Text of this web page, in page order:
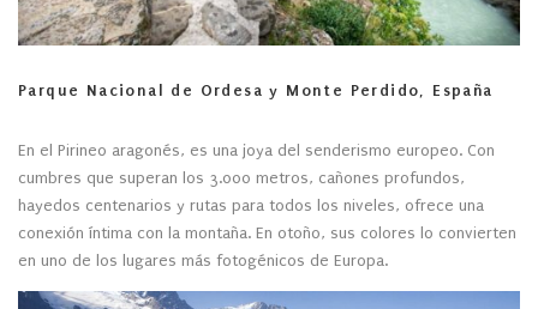
Parque Nacional de Ordesa y Monte Perdido, España
En el Pirineo aragonés, es una joya del senderismo europeo. Con
cumbres que superan los 3.000 metros, cañones profundos,
hayedos centenarios y rutas para todos los niveles, ofrece una
conexión íntima con la montaña. En otoño, sus colores lo convierten
en uno de los lugares más fotogénicos de Europa.